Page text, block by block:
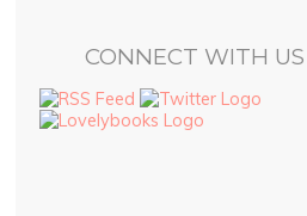
CONNECT WITH US